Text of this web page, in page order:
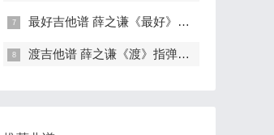
最好吉他谱 薛之谦《最好》指弹吉他独奏
渡吉他谱 薛之谦《渡》指弹吉他独奏谱